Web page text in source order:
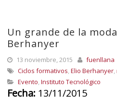
Un grande de la
Berhanyer
13 noviembre, 2015
fuenllana
Ciclos formativos, Elio Berhanyer,
Evento, Instituto Tecnológico
Fecha: 13/11/2015